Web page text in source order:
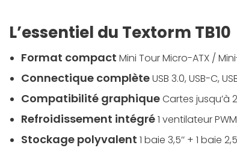
L’essentiel du Textorm TB10
Format compact Mini Tour Micro-ATX /
Connectique complèteUSB 3.0, USB-C,
Compatibilité graphiqueCartes jusqu’à
Refroidissement intégré1 ventilateur
Stockage polyvalent 1 baie 3,5’’ + 1 baie